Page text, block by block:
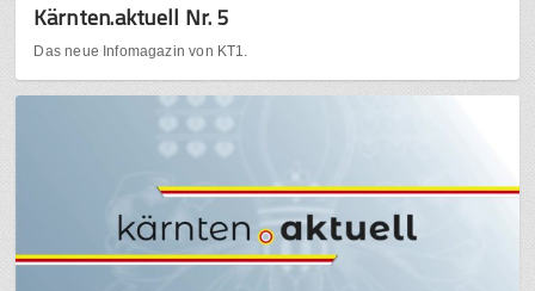
Kärnten.aktuell Nr. 5
Das neue Infomagazin von KT1.